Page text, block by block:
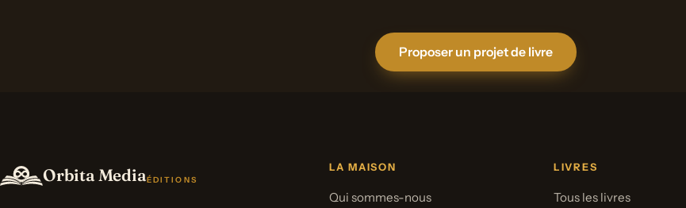
Proposer un projet de livre
Orbita MediaÉDITIONS
LA MAISON
Qui sommes-nous
LIVRES
Tous les livres